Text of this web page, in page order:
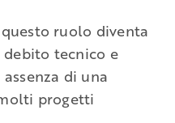
ruolo diventa
tecnico e
di una
progetti